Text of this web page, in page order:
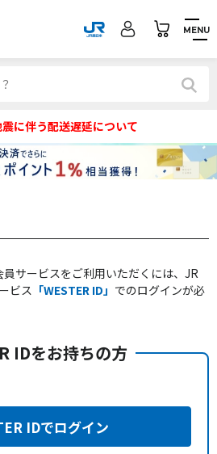
MENU
に伴う配送遅延について
員サービスをご利用いただくには、JR
ビス 「WESTER ID」 でのログインが必
IDをお持ちの方
IDでログイン